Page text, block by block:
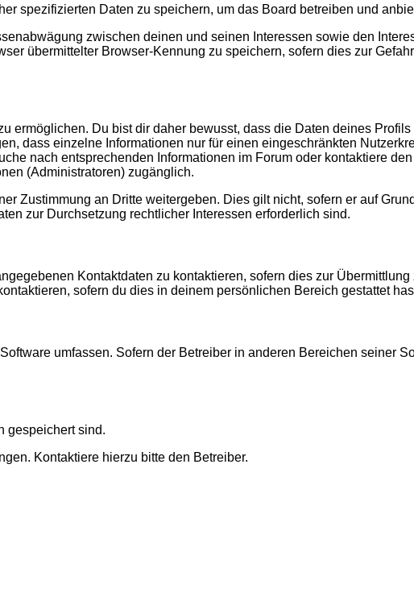
spezifizierten Daten zu speichern, um das Board betreiben und
zwischen deinen und seinen Interessen sowie den
übermittelter Browser-Kennung zu speichern, sofern dies zur
ermöglichen. Du bist dir daher bewusst, dass die Daten deines
dass einzelne Informationen nur für einen eingeschränkten
nach entsprechenden Informationen im Forum oder kontaktiere
(Administratoren) zugänglich.
Zustimmung an Dritte weitergeben. Dies gilt nicht, sofern er auf
zur Durchsetzung rechtlicher Interessen erforderlich sind.
Kontaktdaten zu kontaktieren, sofern dies zur
sofern du dies in deinem persönlichen Bereich gestattet
umfassen. Sofern der Betreiber in anderen Bereichen seiner
gespeichert sind.
Kontaktiere hierzu bitte den Betreiber.